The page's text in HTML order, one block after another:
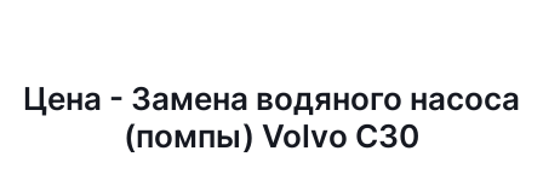
Цена - Замена водяного насоса
(помпы) Volvo C30